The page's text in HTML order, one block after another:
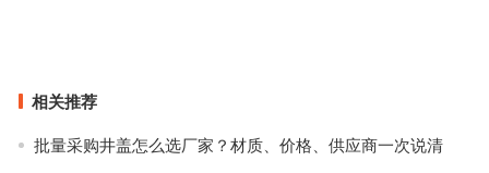
相关推荐
批量采购井盖怎么选厂家？材质、价格、供应商一次说清